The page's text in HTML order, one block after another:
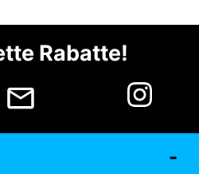
Rabatte!